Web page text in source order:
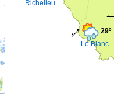
Le Blanc
29º
Richelieu